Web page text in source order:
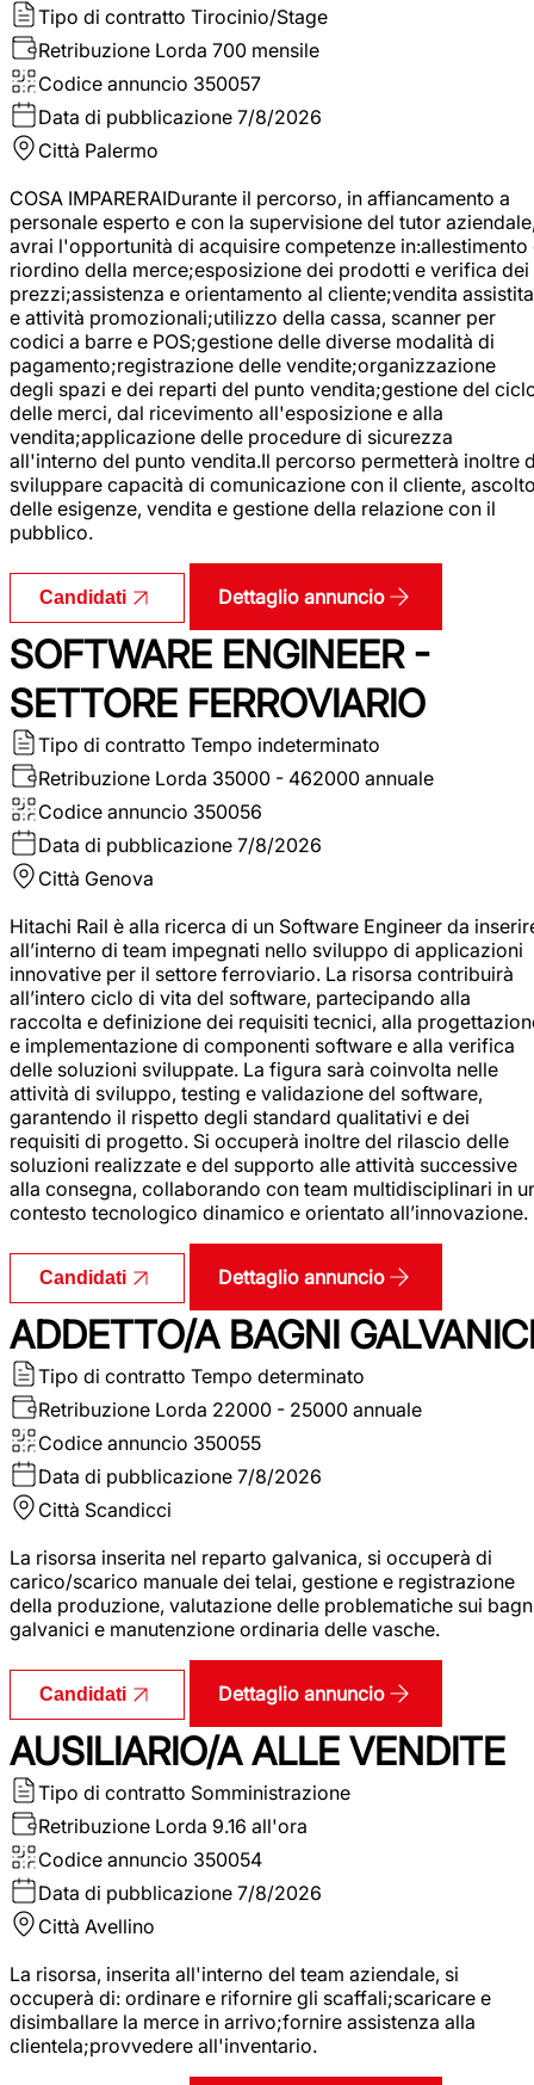
Tipo di contratto Tirocinio/Stage
Retribuzione Lorda 700 mensile
Codice annuncio 350057
Data di pubblicazione 7/8/2026
Città Palermo
COSA IMPARERAIDurante il percorso, in affiancamento a
personale esperto e con la supervisione del tutor
avrai l'opportunità di acquisire competenze in:allestimento
riordino della merce;esposizione dei prodotti e verifica dei
prezzi;assistenza e orientamento al cliente;vendita assistita
e attività promozionali;utilizzo della cassa, scanner per
codici a barre e POS;gestione delle diverse modalità di
pagamento;registrazione delle vendite;organizzazione
degli spazi e dei reparti del punto vendita;gestione del
delle merci, dal ricevimento all'esposizione e alla
vendita;applicazione delle procedure di sicurezza
all'interno del punto vendita.Il percorso permetterà inoltre
sviluppare capacità di comunicazione con il cliente,
delle esigenze, vendita e gestione della relazione con il
pubblico.
Candidati Dettaglio annuncio
SOFTWARE ENGINEER -
SETTORE FERROVIARIO
Tipo di contratto Tempo indeterminato
Retribuzione Lorda 35000 - 462000 annuale
Codice annuncio 350056
Data di pubblicazione 7/8/2026
Città Genova
Hitachi Rail è alla ricerca di un Software Engineer da
all’interno di team impegnati nello sviluppo di applicazioni
innovative per il settore ferroviario. La risorsa contribuirà
all’intero ciclo di vita del software, partecipando alla
raccolta e definizione dei requisiti tecnici, alla
e implementazione di componenti software e alla verifica
delle soluzioni sviluppate. La figura sarà coinvolta nelle
attività di sviluppo, testing e validazione del software,
garantendo il rispetto degli standard qualitativi e dei
requisiti di progetto. Si occuperà inoltre del rilascio delle
soluzioni realizzate e del supporto alle attività successive
alla consegna, collaborando con team multidisciplinari in
contesto tecnologico dinamico e orientato all’innovazione.
Candidati Dettaglio annuncio
ADDETTO/A BAGNI
Tipo di contratto Tempo determinato
Retribuzione Lorda 22000 - 25000 annuale
Codice annuncio 350055
Data di pubblicazione 7/8/2026
Città Scandicci
La risorsa inserita nel reparto galvanica, si occuperà di
carico/scarico manuale dei telai, gestione e registrazione
della produzione, valutazione delle problematiche sui
galvanici e manutenzione ordinaria delle vasche.
Candidati Dettaglio annuncio
AUSILIARIO/A ALLE VENDITE
Tipo di contratto Somministrazione
Retribuzione Lorda 9.16 all'ora
Codice annuncio 350054
Data di pubblicazione 7/8/2026
Città Avellino
La risorsa, inserita all'interno del team aziendale, si
occuperà di: ordinare e rifornire gli scaffali;scaricare e
disimballare la merce in arrivo;fornire assistenza alla
clientela;provvedere all'inventario.